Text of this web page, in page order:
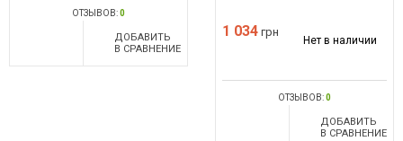
ОТЗЫВОВ:0
ДОБАВИТЬ
В СРАВНЕНИЕ
1 034 грн
Нет в наличии
ОТЗЫВОВ:0
ДОБАВИТЬ
В СРАВНЕНИЕ